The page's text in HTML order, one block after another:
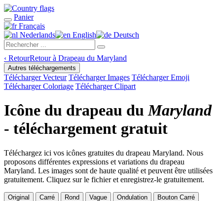
Panier
Français
Nederlands
English Deutsch
‹ RetourRetour à Drapeau du Maryland
Autres téléchargements
Télécharger Vecteur Télécharger Images Télécharger Emoji
Télécharger Coloriage Télécharger Clipart
Icône du drapeau duMaryland
- téléchargement gratuit
Téléchargez ici vos icônes gratuites du drapeau Maryland. Nous
proposons différentes expressions et variations du drapeau
Maryland. Les images sont de haute qualité et peuvent être utilisées
gratuitement. Cliquez sur le fichier et enregistrez-le gratuitement.
Original Carré Rond Vague Ondulation
Bouton Carré